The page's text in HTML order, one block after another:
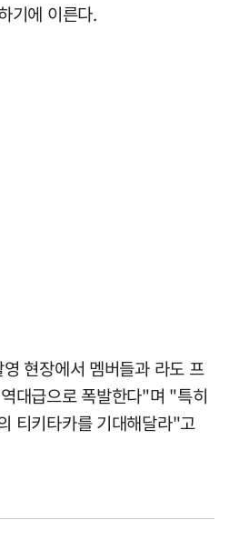
기에 이른다.
현장에서 멤버들과 라도 프
대급으로 폭발한다"며 "특히
티키타카를 기대해달라"고